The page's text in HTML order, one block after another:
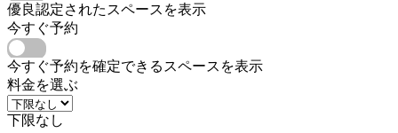
優良認定されたスペースを表示
今すぐ予約
今すぐ予約を確定できるスペースを表示
料金を選ぶ
下限なし